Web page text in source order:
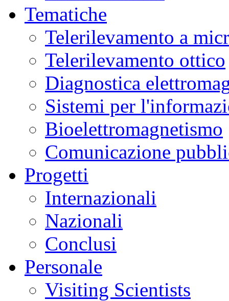
Tematiche
Telerilevamento a
Telerilevamento ottico
Diagnostica
Sistemi per
Bioelettromagnetismo
Comunicazione
Progetti
Internazionali
Nazionali
Conclusi
Personale
Visiting Scientists